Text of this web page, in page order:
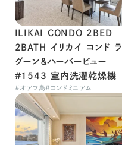
ILIKAI CONDO 2BED
2BATH イリカイ コンド ラ
グーン＆ハーバービュー
#1543 室内洗濯乾燥機
#オアフ島# コンドミニアム